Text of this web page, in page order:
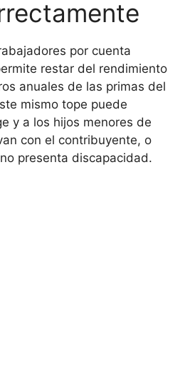
por cuenta
restar del rendimiento
anuales de las primas del
mismo tope puede
y a los hijos menores de
con el contribuyente, o
presenta discapacidad.